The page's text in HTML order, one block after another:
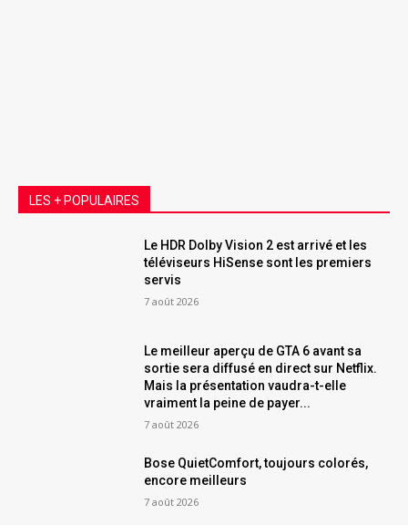
LES + POPULAIRES
Le HDR Dolby Vision 2 est arrivé et les
téléviseurs HiSense sont les premiers
servis
7 août 2026
Le meilleur aperçu de GTA 6 avant sa
sortie sera diffusé en direct sur Netflix.
Mais la présentation vaudra-t-elle
vraiment la peine de payer...
7 août 2026
Bose QuietComfort, toujours colorés,
encore meilleurs
7 août 2026